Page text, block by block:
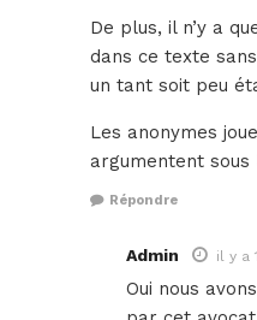
De plus, il n’y a
dans ce texte
un tant soit peu
Les anonymes
argumentent
Répondre
Admin il y a
Oui nous